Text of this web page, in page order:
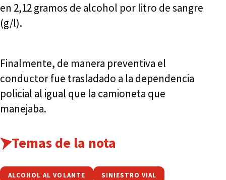
en 2,12 gramos de alcohol por litro de sangre
(g/l).
Finalmente, de manera preventiva el
conductor fue trasladado a la dependencia
policial al igual que la camioneta que
manejaba.
Temas de la nota
ALCOHOL AL VOLANTE SINIESTRO VIAL